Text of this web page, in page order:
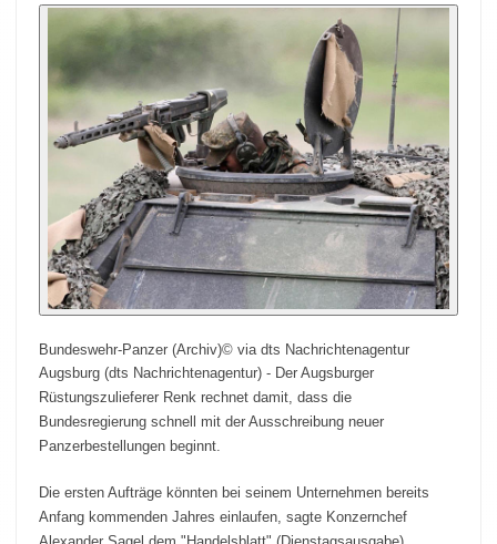
Bundeswehr-Panzer (Archiv)© via dts Nachrichtenagentur
Augsburg (dts Nachrichtenagentur) - Der Augsburger
Rüstungszulieferer Renk rechnet damit, dass die
Bundesregierung schnell mit der Ausschreibung neuer
Panzerbestellungen beginnt.
Die ersten Aufträge könnten bei seinem Unternehmen bereits
Anfang kommenden Jahres einlaufen, sagte Konzernchef